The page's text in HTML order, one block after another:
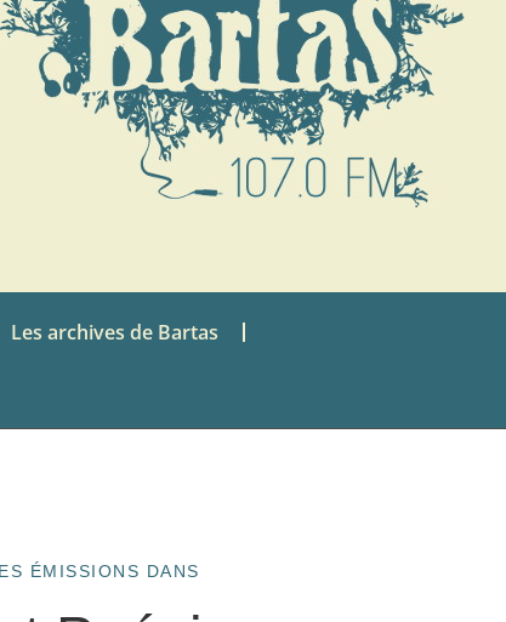
Les archives de Bartas
ÉMISSIONS DANS